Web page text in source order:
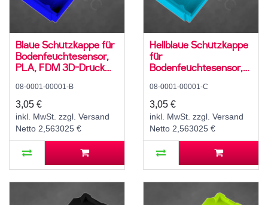
Blaue Schutzkappe für
Bodenfeuchtesensor,
PLA, FDM 3D-Druck
08-0001-00001-B
3,05 €
inkl. MwSt. zzgl. Versand
Netto 2,563025 €
Hellblaue Schutzkappe
für
Bodenfeuchtesensor,
Gehäuse
08-0001-00001-C
3,05 €
inkl. MwSt. zzgl. Versand
Netto 2,563025 €